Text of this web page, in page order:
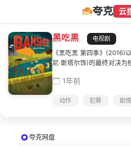
夸克 云
黑吃黑
电视剧
《黑吃黑 第四季》(2016)
尼·斯塔尔饰)的最终对决为
饰)势力扩张成为市长，其
Veronica Dawson(Eliza
与Carrie(伊万娜·米利塞
最终季以暴力美学收场，
1年前
动作 犯罪 剧情
夸克网盘